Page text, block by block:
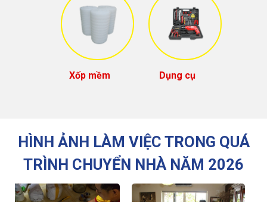
Xốp mềm Dụng cụ
HÌNH ẢNH LÀM VIỆC TRONG QUÁ
TRÌNH CHUYỂN NHÀ NĂM 2026